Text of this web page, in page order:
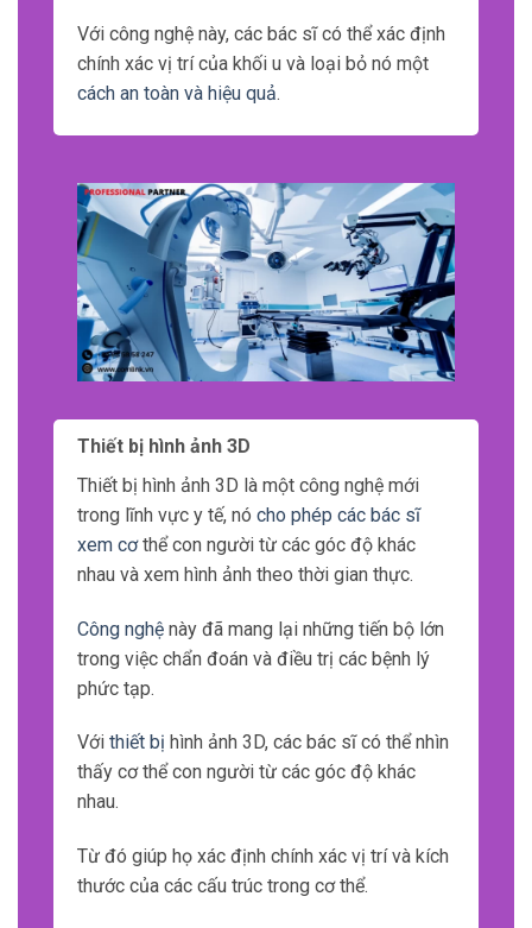
Với công nghệ này, các bác sĩ có thể xác định
chính xác vị trí của khối u và loại bỏ nó một
cách an toàn và hiệu quả.
Thiết bị hình ảnh 3D
Thiết bị hình ảnh 3D là một công nghệ mới
trong lĩnh vực y tế, nó cho phép các bác sĩ
xem cơthể con người từ các góc độ khác
nhau và xem hình ảnh theo thời gian thực.
Công nghệ này đã mang lại những tiến bộ lớn
trong việc chẩn đoán và điều trị các bệnh lý
phức tạp.
Với thiết bị hình ảnh 3D, các bác sĩ có thể nhìn
thấy cơ thể con người từ các góc độ khác
nhau.
Từ đó giúp họ xác định chính xác vị trí và kích
thước của các cấu trúc trong cơ thể.